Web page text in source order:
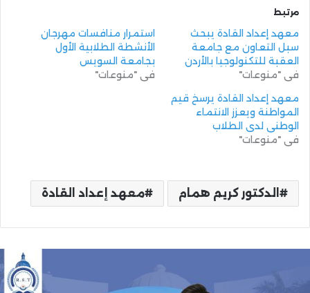
مرتبط
معهد إعداد القادة يبحث
سبل التعاون مع جامعة
العقبة للتكنولوجيا بالأردن
في "منوعات"
استمرار منافسات مهرجان
الأنشطة الطلابية الأول
بجامعة السويس
في "منوعات"
معهد إعداد القادة يرسخ قيم
المواطنة ويعزز الانتماء
الوطني لدى الطلاب
في "منوعات"
الدكتور كريم همام معهد إعداد القادة